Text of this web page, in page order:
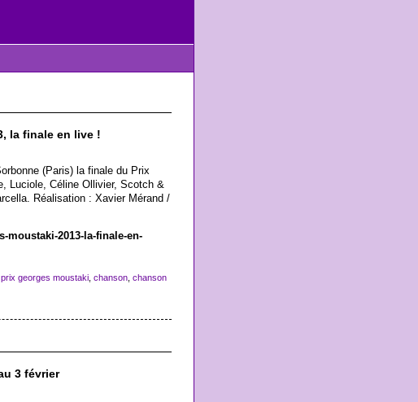
la finale en live !
(Paris) la finale du Prix
Luciole, Céline Ollivier, Scotch &
Réalisation : Xavier Mérand /
2013-la-finale-en-
prix georges moustaki, chanson, chanson
3 février